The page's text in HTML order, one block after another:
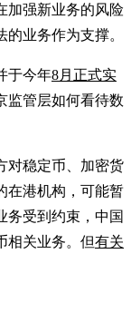
加强新业务的风险
业务作为支撑。
于今年8月正式实
监管层如何看待数
对稳定币、加密货
在港机构，可能暂
务受到约束，中国
相关业务。但有关